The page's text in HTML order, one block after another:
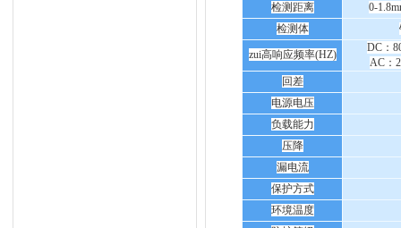
检测距离
0-
检测体
zui高响应频率(HZ)
DC：
AC：
回差
电源电压
负载能力
压降
漏电流
保护方式
环境温度